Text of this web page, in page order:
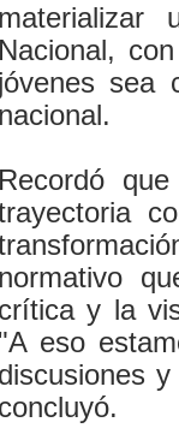
materializar
Nacional,
jóvenes sea
nacional.
Recordó
normativo
crítica y la
"A eso
discusiones
concluyó.